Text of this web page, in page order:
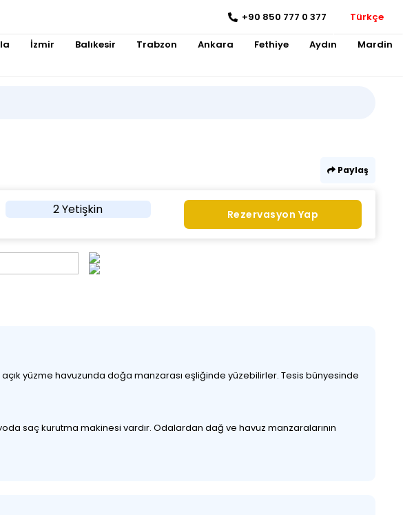
+90 850 777 0 377 Türkçe
İzmir Balıkesir Trabzon Ankara Fethiye Aydın Mardin
Paylaş
2 Yetişkin Rezervasyon Yap
yüzme havuzunda doğa manzarası eşliğinde yüzebilirler. Tesis bünyesinde
saç kurutma makinesi vardır. Odalardan dağ ve havuz manzaralarının